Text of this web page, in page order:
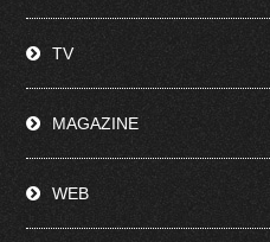
TV
MAGAZINE
WEB